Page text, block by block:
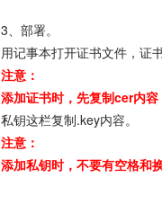
3、部署。
用记事本打开证书文件，证
注意：
添加证书时，先复制cer内
私钥这栏复制.key内容。
注意：
添加私钥时，不要有空格和换